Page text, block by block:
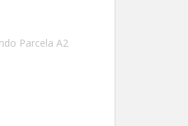
Parcela A2